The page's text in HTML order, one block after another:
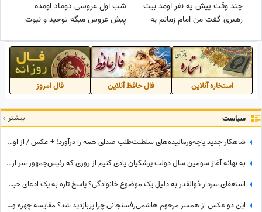
چند وقت پیش یه نفر اومد بیت
رهبری گفت من امام زمانم به
شب اول عروسی دوماد اومده
پیش عروس میگه توحید و نبوت
شب اول قبرمونه یا
عروسیمون+ویدئو😂👌
استخاره آنلاین فال حافظ آنلاین فال امروز
سیاست بیشتر
شاهکار جدید پاچه‌ورمالیده‌های سلطنت‌طلب صدای همه را درآورد! + عکس / از اون شازده همچین طرفداری بعید نیست!
به بهانه آغاز سومین سال دولت پزشکیان یادی کنیم از روزی که رئیس‌جمهور سر از کمپ ترک اعتیاد درآورد؛ از خوش و بش صمیمانه با مددجویان تا کاشت درخت و...
استعفای سردار ذوالقدر به دلیل یک موضوع خانوادگی؟ پاسخ تازه به یک ادعای خبرساز
این دو عکس از همسر مرحوم هاشمی‌رفسنجانی چرا پربازدید شد؟ مقایسه چهره و میز صبحانه